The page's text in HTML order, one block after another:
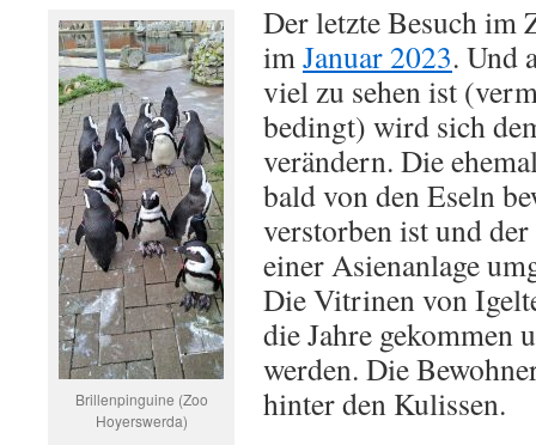
Brillenpinguine (Zoo
Hoyerswerda)
Der letzte Besuch im
imJanuar 2023. Und
viel zu sehen ist
bedingt) wird sich
verändern. Die
bald von den Eseln
verstorben ist und
einer Asienanlage
Die Vitrinen von
die Jahre gekommen
werden. Die
hinter den Kulissen.